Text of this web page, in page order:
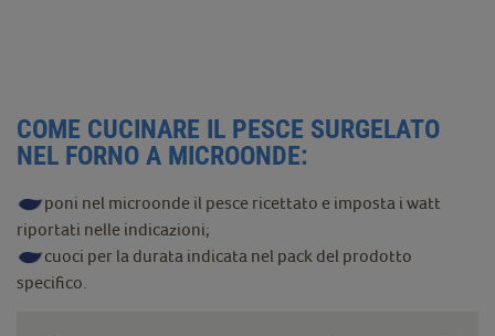
COME CUCINARE IL PESCE SURGELATO
NEL FORNO A MICROONDE:
poni nel microonde il pesce ricettato e imposta i watt
riportati nelle indicazioni;
cuoci per la durata indicata nel pack del prodotto
specifico.